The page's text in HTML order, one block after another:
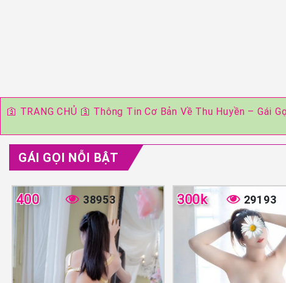
🛐 TRANG CHỦ 🛐 Thông Tin Cơ Bản Về Thu Huyền – Gái
GÁI GỌI NỖI BẬT
400 38953 300k 29193